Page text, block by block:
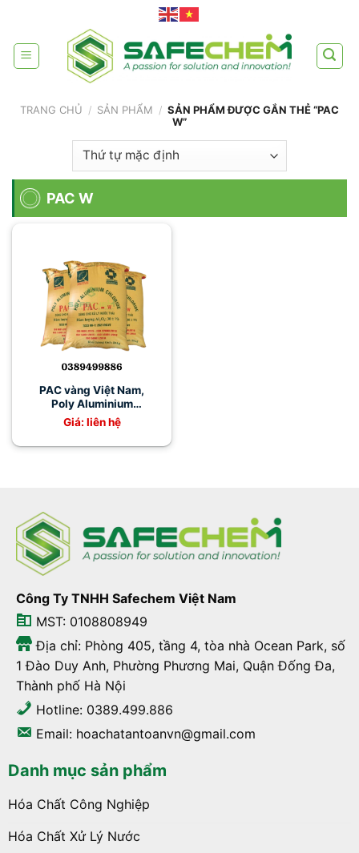
content
TRANG CHỦ / SẢN PHẨM / SẢN PHẨM ĐƯỢC GẮN THẺ “PAC
W”
PAC W
PAC vàng Việt Nam,
Poly Aluminium
Chloride PAC W Việt
Trì
Giá: liên hệ
Công Ty TNHH Safechem Việt Nam
MST: 0108808949
Địa chỉ: Phòng 405, tầng 4, tòa nhà Ocean Park, số
1 Đào Duy Anh, Phường Phương Mai, Quận Đống Đa,
Thành phố Hà Nội
Hotline: 0389.499.886
Email: hoachatantoanvn@gmail.com
Danh mục sản phẩm
Hóa Chất Công Nghiệp
Hóa Chất Xử Lý Nước